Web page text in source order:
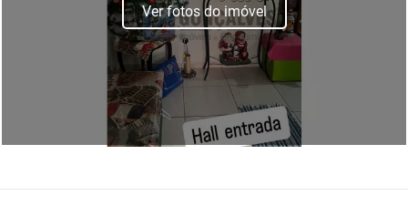
Ver fotos do imóvel